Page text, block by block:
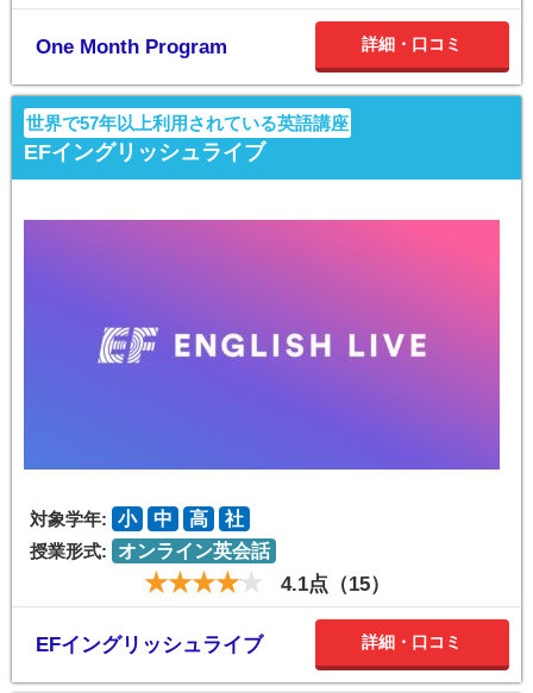
One Month Program 詳細・口コミ
世界で57年以上利用されている英語講座
EFイングリッシュライブ
対象学年: 小 中 高
社
授業形式:
オンライン英会話
4.1点（15）
EFイングリッシュライブ 詳細・口コミ